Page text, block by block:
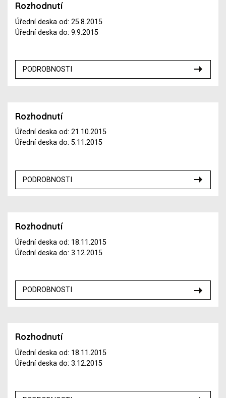
Rozhodnutí
Úřední deska od: 25.8.2015
Úřední deska do: 9.9.2015
PODROBNOSTI
Rozhodnutí
Úřední deska od: 21.10.2015
Úřední deska do: 5.11.2015
PODROBNOSTI
Rozhodnutí
Úřední deska od: 18.11.2015
Úřední deska do: 3.12.2015
PODROBNOSTI
Rozhodnutí
Úřední deska od: 18.11.2015
Úřední deska do: 3.12.2015